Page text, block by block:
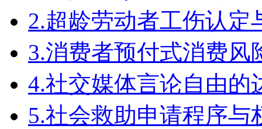
2.超龄劳动者工伤认定
3.消费者预付式消费风
4.社交媒体言论自由
5.社会救助申请程序与